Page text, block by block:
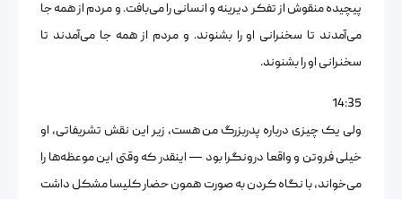
پیچیده منقوش از تفکر دیرینه و انسانی را می‌بافت. و مردم از همه جا
می‌آمدند تا سخنرانی او را بشنوند. و مردم از همه جا می‌آمدند تا
سخنرانی او را بشنوند.
14:35
ولی یک چیزی درباره پدربزرگ من هست، زیر این نقش تشریفاتی‌، او
خیلی فروتن و واقعا درونگرا بود — اینقدر که وقتی این موعظه‌ها را
می‌خواند، با نگاه کردن به صورت همون حضار کلیسا مشکل داشت